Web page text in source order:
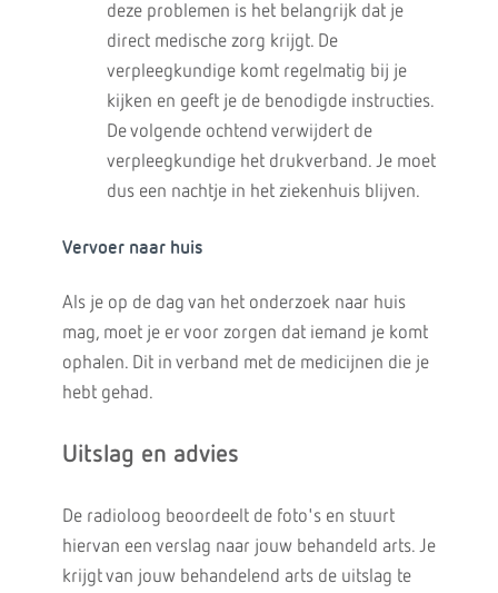
deze problemen is het belangrijk dat je
direct medische zorg krijgt. De
verpleegkundige komt regelmatig bij je
kijken en geeft je de benodigde instructies.
De volgende ochtend verwijdert de
verpleegkundige het drukverband. Je moet
dus een nachtje in het ziekenhuis blijven.
Vervoer naar huis
Als je op de dag van het onderzoek naar huis
mag, moet je er voor zorgen dat iemand je komt
ophalen. Dit in verband met de medicijnen die je
hebt gehad.
Uitslag en advies
De radioloog beoordeelt de foto's en stuurt
hiervan een verslag naar jouw behandeld arts. Je
krijgt van jouw behandelend arts de uitslag te